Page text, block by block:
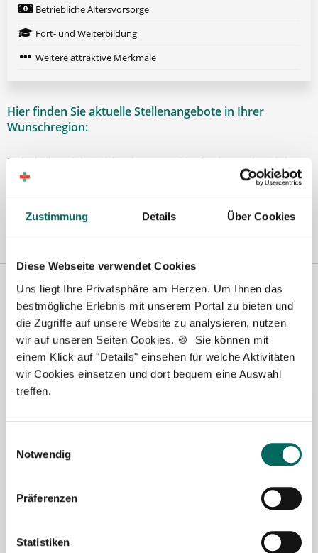
Zustimmung Details Über Cookies
Diese Webseite verwendet Cookies
Uns liegt Ihre Privatsphäre am Herzen. Um Ihnen das
bestmögliche Erlebnis mit unserem Portal zu bieten und
die Zugriffe auf unsere Website zu analysieren, nutzen
wir auf unseren Seiten Cookies. 🍪 Sie können mit
einem Klick auf "Details" einsehen für welche Aktivitäten
wir Cookies einsetzen und dort bequem eine Auswahl
treffen.
Notwendig
Präferenzen
Statistiken
Betriebliche Altersvorsorge
Fort- und Weiterbildung
Weitere attraktive Merkmale
Hier finden Sie aktuelle Stellenangebote in Ihrer
Wunschregion:
Berlin | Biberach | Dinslaken | Dortmund | Erfurt | | Fürth
|
Hamburg
|Lübeck|
Magdeburg|Mönchengladbach|München|Münster|Neu-Ulm|
Pforzheim|Schweinfurt Stendal|Stuttgart Waren|Wiesbaden|
Premium-Stellenangebote in der
Region der Gemeinde
Vaterstetten:
Apotheker (m/w/d) in Teilzeit ab sofort in bei